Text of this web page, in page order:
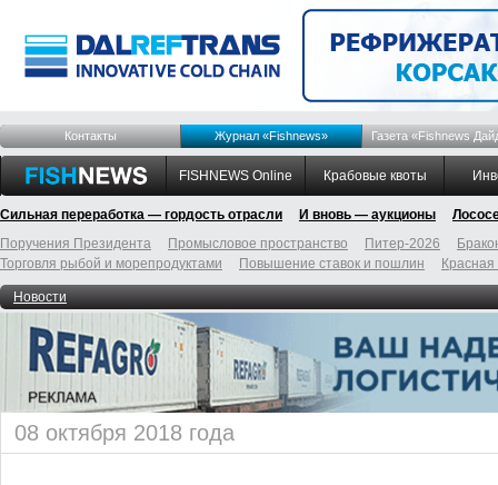
Контакты Журнал «Fishnews» Газета «Fishnews
FISHNEWS Online Крабовые квоты
Сильная переработка — гордость отрасли И вновь — аукционы
Поручения Президента
Промысловое пространство Питер-2026
Торговля рыбой и морепродуктами
Повышение ставок и пошлин
Новости
08 октября 2018 года